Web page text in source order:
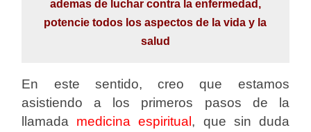
ademas de luchar contra la enfermedad,
potencie todos los aspectos de la vida y la
salud
En este sentido, creo que estamos
asistiendo a los primeros pasos de la
llamada medicina espiritual , que sin duda